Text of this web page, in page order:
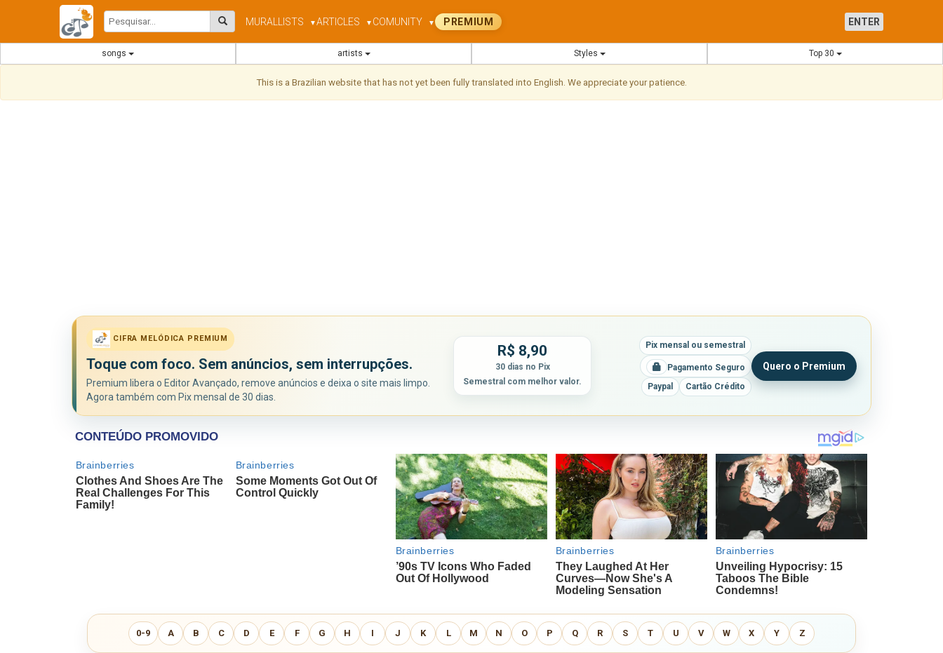
MURAL LISTS ▼ARTICLES ▼ COMUNITY ▼ PREMIUM ENTER
songs artists Styles Top 30
This is a Brazilian website that has not yet been fully translated into English. We appreciate your patience.
CIFRA MELÓDICA PREMIUM
Toque com foco. Sem anúncios, sem interrupções.
Premium libera o Editor Avançado, remove anúncios e deixa o site mais limpo.
Agora também com Pix mensal de 30 dias.
R$ 8,90
30 dias no Pix
Semestral com melhor valor.
Pix mensal ou semestral
Pagamento Seguro
Paypal
Cartão Crédito
Quero o Premium
0-9 A B C D E F G H I J K L M N O P Q R S T U V W X Y Z